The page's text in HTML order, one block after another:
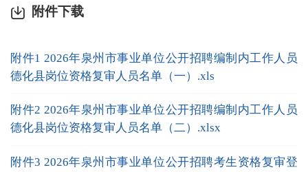
附件下载
附件1 2026年泉州市事业单位公开招聘编制内工作人员
德化县岗位资格复审人员名单（一）.xls
附件2 2026年泉州市事业单位公开招聘编制内工作人员
德化县岗位资格复审人员名单（二）.xlsx
附件3 2026年泉州市事业单位公开招聘考生资格复审登